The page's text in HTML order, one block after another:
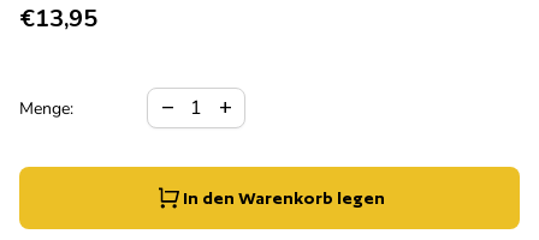
Regulärer Preis
€13,95
Menge:
Verringerung der Menge für
remove
Menge erhöhen für
add
In den Warenkorb legen